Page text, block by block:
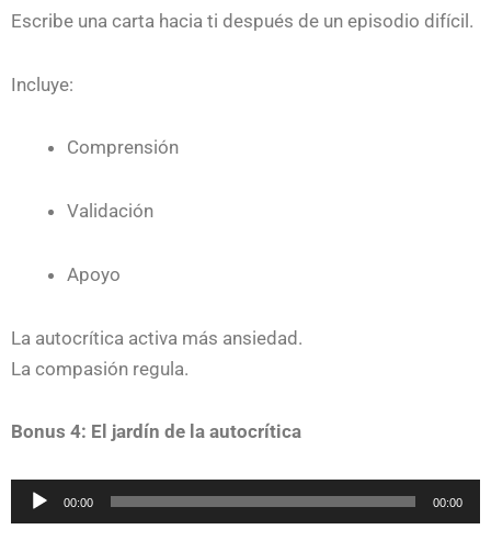
Escribe una carta hacia ti después de un episodio difícil.
Incluye:
Comprensión
Validación
Apoyo
La autocrítica activa más ansiedad.
La compasión regula.
Bonus 4: El jardín de la autocrítica
Reproductor
de
00:00 00:00